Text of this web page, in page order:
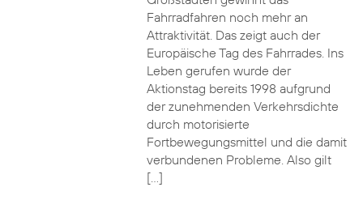
Fahrradfahren noch mehr an
Attraktivität. Das zeigt auch der
Europäische Tag des Fahrrades. Ins
Leben gerufen wurde der
Aktionstag bereits 1998 aufgrund
der zunehmenden Verkehrsdichte
durch motorisierte
Fortbewegungsmittel und die damit
verbundenen Probleme. Also gilt
[…]